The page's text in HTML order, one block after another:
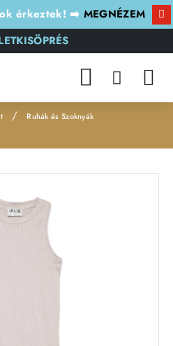
érkeztek! ➡️ MEGNÉZEM
Ruhák és Szoknyák